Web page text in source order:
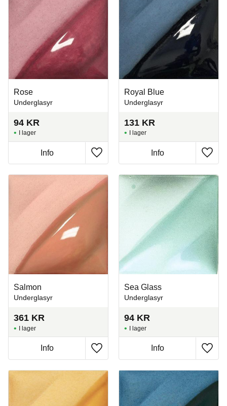
Rose
Underglasyr
94 KR
Lägg till i favoriter
I lager
Info
Royal Blue
Underglasyr
131 KR
Lägg
I lager
Info
Salmon
Underglasyr
361 KR
Lägg till i favoriter
I lager
Info
Sea Glass
Underglasyr
94 KR
Lägg
I lager
Info